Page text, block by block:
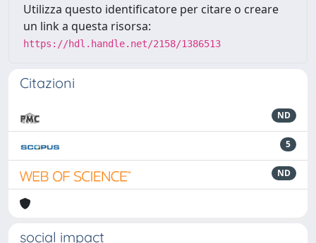
Utilizza questo identificatore per citare o creare
un link a questa risorsa:
https://hdl.handle.net/2158/1386513
Citazioni
ND
5
ND
social impact